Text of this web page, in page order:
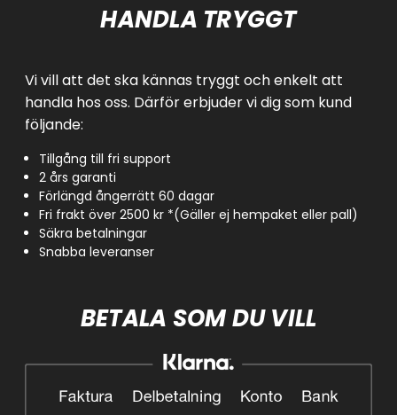
HANDLA TRYGGT
Vi vill att det ska kännas tryggt och enkelt att
handla hos oss. Därför erbjuder vi dig som kund
följande:
Tillgång till fri support
2 års garanti
Förlängd ångerrätt 60 dagar
Fri frakt över 2500 kr *(Gäller ej hempaket eller pall)
Säkra betalningar
Snabba leveranser
BETALA SOM DU VILL